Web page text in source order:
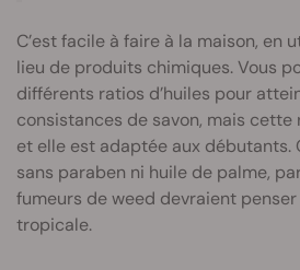
C’est facile à faire à la maison, en
lieu de produits chimiques. Vous
différents ratios d’huiles pour
consistances de savon, mais
et elle est adaptée aux débutants.
sans paraben ni huile de palme,
fumeurs de weed devraient
tropicale.